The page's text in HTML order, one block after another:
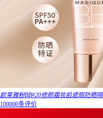
欧莱雅粉BB#20修颜霜妆前遮瑕防晒
100000条评价